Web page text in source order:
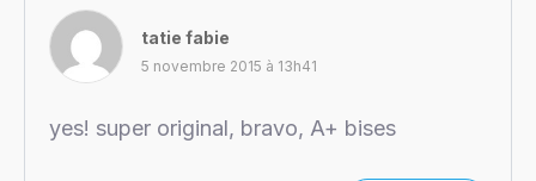
tatie fabie
5 novembre 2015 à 13h41
yes! super original, bravo, A+ bises